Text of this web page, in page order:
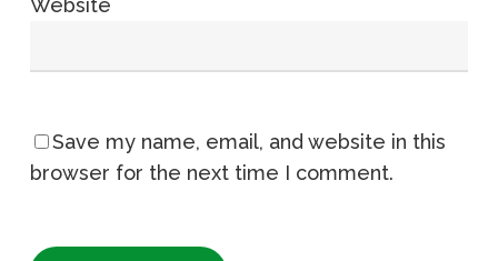
Website
Save my name, email, and website in this
browser for the next time I comment.